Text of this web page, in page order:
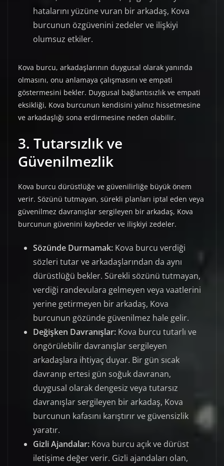
hatalarını yüzüne vuran bir arkadaş, Kova
burcunun özgüvenini zedeler ve ilişkiyi
olumsuz etkiler.
Kova burcu, arkadaşlarının duygusal olarak yanında
olmasını, onu anlamaya çalışmasını ve empati
göstermesini bekler. Duygusal bağlantısızlık ve empati
eksikliği, Kova burcunun kendisini yalnız hissetmesine
ve arkadaşlığı sona erdirmesine neden olabilir.
3. Tutarsızlık ve
Güvenilmezlik
Kova burcu dürüstlüğe ve güvenilirliğe büyük önem
verir. Sözünü tutmayan, sürekli planları iptal eden veya
güvenilmez davranışlar sergileyen bir arkadaş, Kova
burcunun güvenini kaybeder ve ilişkiyi zedeler.
Sözünde Durmamak: Kova burcu verdiği
sözleri tutar ve arkadaşlarından da aynı
dürüstlüğü bekler. Sürekli sözünü tutmayan,
verdiği randevulara gelmeyen veya vaatlerini
yerine getirmeyen bir arkadaş, Kova
burcunun gözünde güvenilmez hale gelir.
Değişken Davranışlar: Kova burcu tutarlı ve
öngörülebilir davranışlar sergileyen
arkadaşlara ihtiyaç duyar. Bir gün sıcak
davranıp ertesi gün soğuk davranan,
duygusal olarak dengesiz veya tutarsız
davranışlar sergileyen bir arkadaş, Kova
burcunun kafasını karıştırır ve güvensizlik
yaratır.
Gizli Ajandalar: Kova burcu açık ve dürüst
iletişime değer verir. Gizli ajandaları olan,